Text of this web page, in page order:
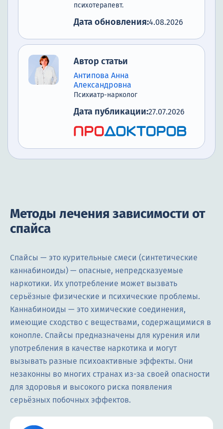
психотерапевт.
Дата обновления:4.08.2026
Автор статьи
Антипова Анна
Александровна
Психиатр-нарколог
Дата публикации:27.07.2026
Методы лечения зависимости от
спайса
Спайсы — это курительные смеси (синтетические
каннабиноиды) — опасные, непредсказуемые
наркотики. Их употребление может вызвать
серьёзные физические и психические проблемы.
Каннабиноиды — это химические соединения,
имеющие сходство с веществами, содержащимися в
конопле. Спайсы предназначены для курения или
употребления в качестве наркотика и могут
вызывать разные психоактивные эффекты. Они
незаконны во многих странах из-за своей опасности
для здоровья и высокого риска появления
серьёзных побочных эффектов.